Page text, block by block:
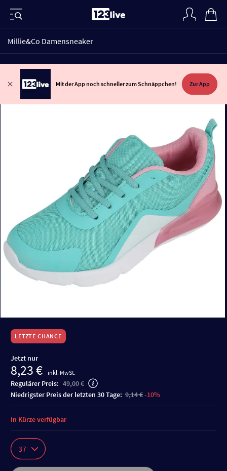
Millie&Co Damensneaker
Mit der App noch schneller zum Schnäppchen! Zur App
LETZTE CHANCE
Jetzt nur
8,23 € inkl. MwSt.
Regulärer Preis: 49,00 €
niedrigster Preis der letzten 30 Tage: 9,14 €-10%
37
In Kürze verfügbar